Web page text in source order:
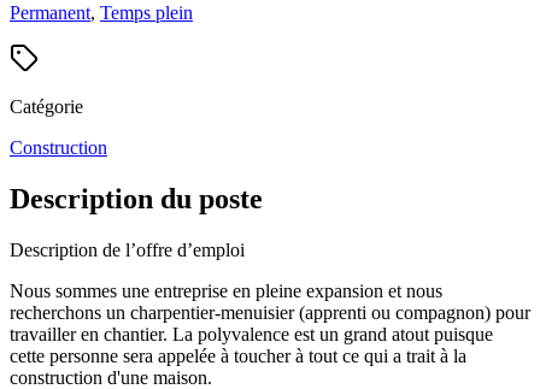
Permanent, Temps plein
Catégorie
Construction
Description du poste
Description de l’offre d’emploi
Nous sommes une entreprise en pleine expansion et nous
recherchons un charpentier-menuisier (apprenti ou compagnon) pour
travailler en chantier. La polyvalence est un grand atout puisque
cette personne sera appelée à toucher à tout ce qui a trait à la
construction d'une maison.